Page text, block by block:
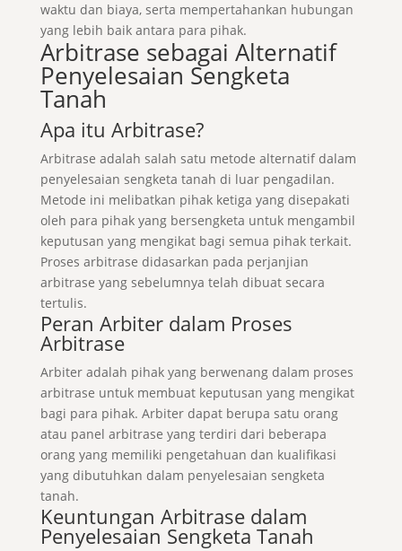
waktu dan biaya, serta mempertahankan hubungan
yang lebih baik antara para pihak.
Arbitrase sebagai Alternatif
Penyelesaian Sengketa
Tanah
Apa itu Arbitrase?
Arbitrase adalah salah satu metode alternatif dalam
penyelesaian sengketa tanah di luar pengadilan.
Metode ini melibatkan pihak ketiga yang disepakati
oleh para pihak yang bersengketa untuk mengambil
keputusan yang mengikat bagi semua pihak terkait.
Proses arbitrase didasarkan pada perjanjian
arbitrase yang sebelumnya telah dibuat secara
tertulis.
Peran Arbiter dalam Proses
Arbitrase
Arbiter adalah pihak yang berwenang dalam proses
arbitrase untuk membuat keputusan yang mengikat
bagi para pihak. Arbiter dapat berupa satu orang
atau panel arbitrase yang terdiri dari beberapa
orang yang memiliki pengetahuan dan kualifikasi
yang dibutuhkan dalam penyelesaian sengketa
tanah.
Keuntungan Arbitrase dalam
Penyelesaian Sengketa Tanah